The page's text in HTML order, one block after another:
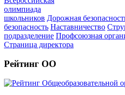
олимпиада
школьников Дорожная
безопасность Наставничество
подразделение Профсоюзная
Страница директора
Рейтинг ОО